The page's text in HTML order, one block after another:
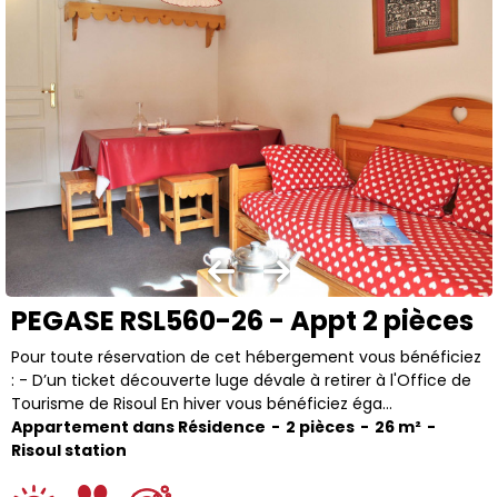
PEGASE RSL560-26 - Appt 2 pièces
Pour toute réservation de cet hébergement vous bénéficiez
: - D’un ticket découverte luge dévale à retirer à l'Office de
Tourisme de Risoul En hiver vous bénéficiez éga...
Appartement dans Résidence
2 pièces 26 m²
Risoul station